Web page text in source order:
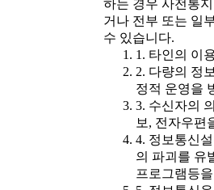
하는 경우 사전통
거나 전부 또는 일
수 있습니다.
1. 타인의 이
2. 다량의 정
정적 운영을
3. 수신자의
보, 전자우편
4. 정보통신
의 파괴를 유
프로그램등